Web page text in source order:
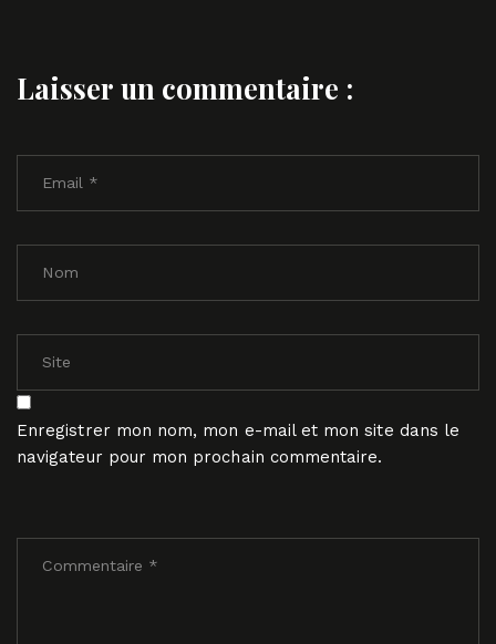
Laisser un commentaire :
Enregistrer mon nom, mon e-mail et mon site dans le
navigateur pour mon prochain commentaire.